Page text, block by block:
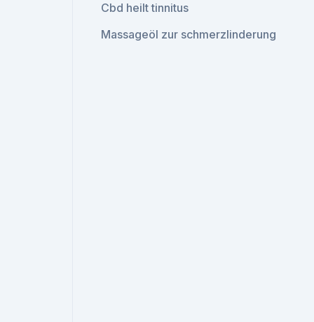
Cbd heilt tinnitus
Massageöl zur schmerzlinderung